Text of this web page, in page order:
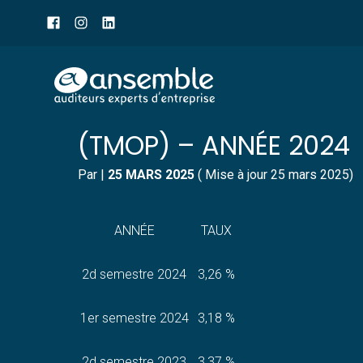
header
Aller
au
TAUX MOYEN DE
(TMOP) – ANNÉE 2024
Par | 25 MARS 2025( Mise à jour 25 mars 2025)
ANNÉE TAUX
2d semestre 2024 3,26 %
1er semestre 2024 3,18 %